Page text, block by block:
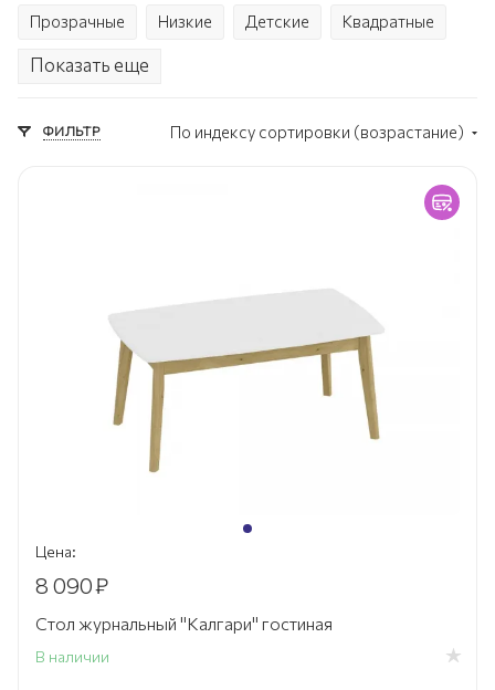
Прозрачные Низкие Детские Квадратные
Прямоугольные
Показать еще
ФИЛЬТР По индексу сортировки (возрастание)
Цена:
8 090₽
Стол журнальный "Калгари" гостиная
В наличии